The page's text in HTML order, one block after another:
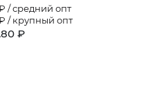
/ средний опт
/ крупный опт
₽